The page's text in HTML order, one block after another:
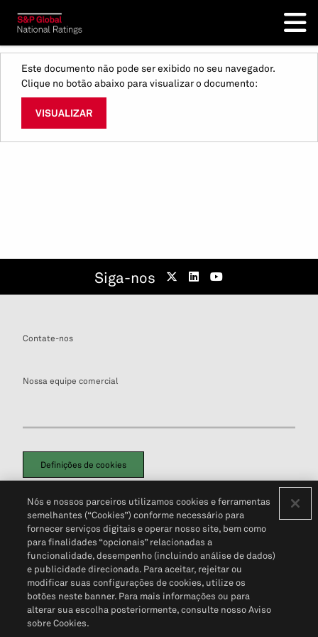
Este documento não pode ser exibido no seu navegador.
Clique no botão abaixo para visualizar o documento:
VISUALIZAR
Siga-nos
Contate-nos
Nossa equipe comercial
Definições de cookies
Política de PrivacidadePortal de privacidade do cliente (em inglês)
Não Venda Minhas Informações Pessoais© 2026 S&P Global
Nós e nossos parceiros utilizamos cookies e ferramentas
semelhantes (“Cookies”) conforme necessário para
fornecer serviços digitais e operar nosso site, bem como
para finalidades “opcionais” relacionadas a
funcionalidade, desempenho (incluindo análise de dados)
e publicidade direcionada. Para aceitar, rejeitar ou
modificar suas configurações de cookies, utilize os
botões neste banner. Para mais informações ou para
alterar sua escolha posteriormente, consulte nosso Aviso
sobre Cookies.